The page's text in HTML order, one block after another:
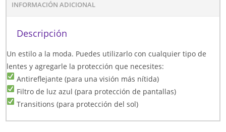
INFORMACIÓN ADICIONAL
Descripción
Un estilo a la moda. Puedes utilizarlo con cualquier tipo de
lentes y agregarle la protección que necesites:
Antireflejante (para una visión más nítida)
Filtro de luz azul (para protección de pantallas)
Transitions (para protección del sol)